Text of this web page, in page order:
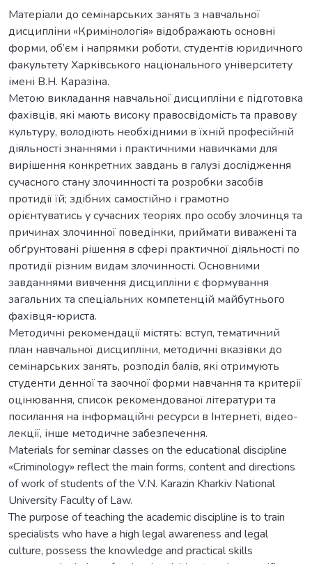
Матеріали до семінарських занять з навчальної
дисципліни «Кримінологія» відображають основні
форми, об’єм і напрямки роботи, студентів юридичного
факультету Харківського національного університету
імені В.Н. Каразіна.
Метою викладання навчальної дисципліни є підготовка
фахівців, які мають високу правосвідомість та правову
культуру, володіють необхідними в їхній професійній
діяльності знаннями і практичними навичками для
вирішення конкретних завдань в галузі дослідження
сучасного стану злочинності та розробки засобів
протидії їй; здібних самостійно і грамотно
орієнтуватись у сучасних теоріях про особу злочинця та
причинах злочинної поведінки, приймати виважені та
обґрунтовані рішення в сфері практичної діяльності по
протидії різним видам злочинності. Основними
завданнями вивчення дисципліни є формування
загальних та спеціальних компетенцій майбутнього
фахівця-юриста.
Методичні рекомендації містять: вступ, тематичний
план навчальної дисципліни, методичні вказівки до
семінарських занять, розподіл балів, які отримують
студенти денної та заочної форми навчання та критерії
оцінювання, список рекомендованої літератури та
посилання на інформаційні ресурси в Інтернеті, відео-
лекції, інше методичне забезпечення.
Materials for seminar classes on the educational discipline
«Criminology» reflect the main forms, content and directions
of work of students of the V.N. Karazin Kharkiv National
University Faculty of Law.
The purpose of teaching the academic discipline is to train
specialists who have a high legal awareness and legal
culture, possess the knowledge and practical skills